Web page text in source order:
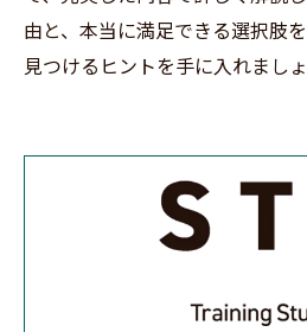
由と、本当に満足できる選択肢
見つけるヒントを手に入れましょ